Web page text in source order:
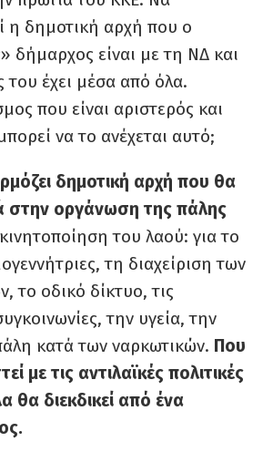
η δημοτική αρχή που ο
δήμαρχος είναι με τη ΝΔ και
έχει μέσα από όλα.
που είναι αριστερός και
να το ανέχεται αυτό;
δημοτική αρχή που θα
στην οργάνωση της πάλης
του λαού: για το
τη διαχείριση των
το οδικό δίκτυο, τις
την υγεία, την
κατά των ναρκωτικών. Που
με τις αντιλαϊκές πολιτικές
θα διεκδικεί από ένα